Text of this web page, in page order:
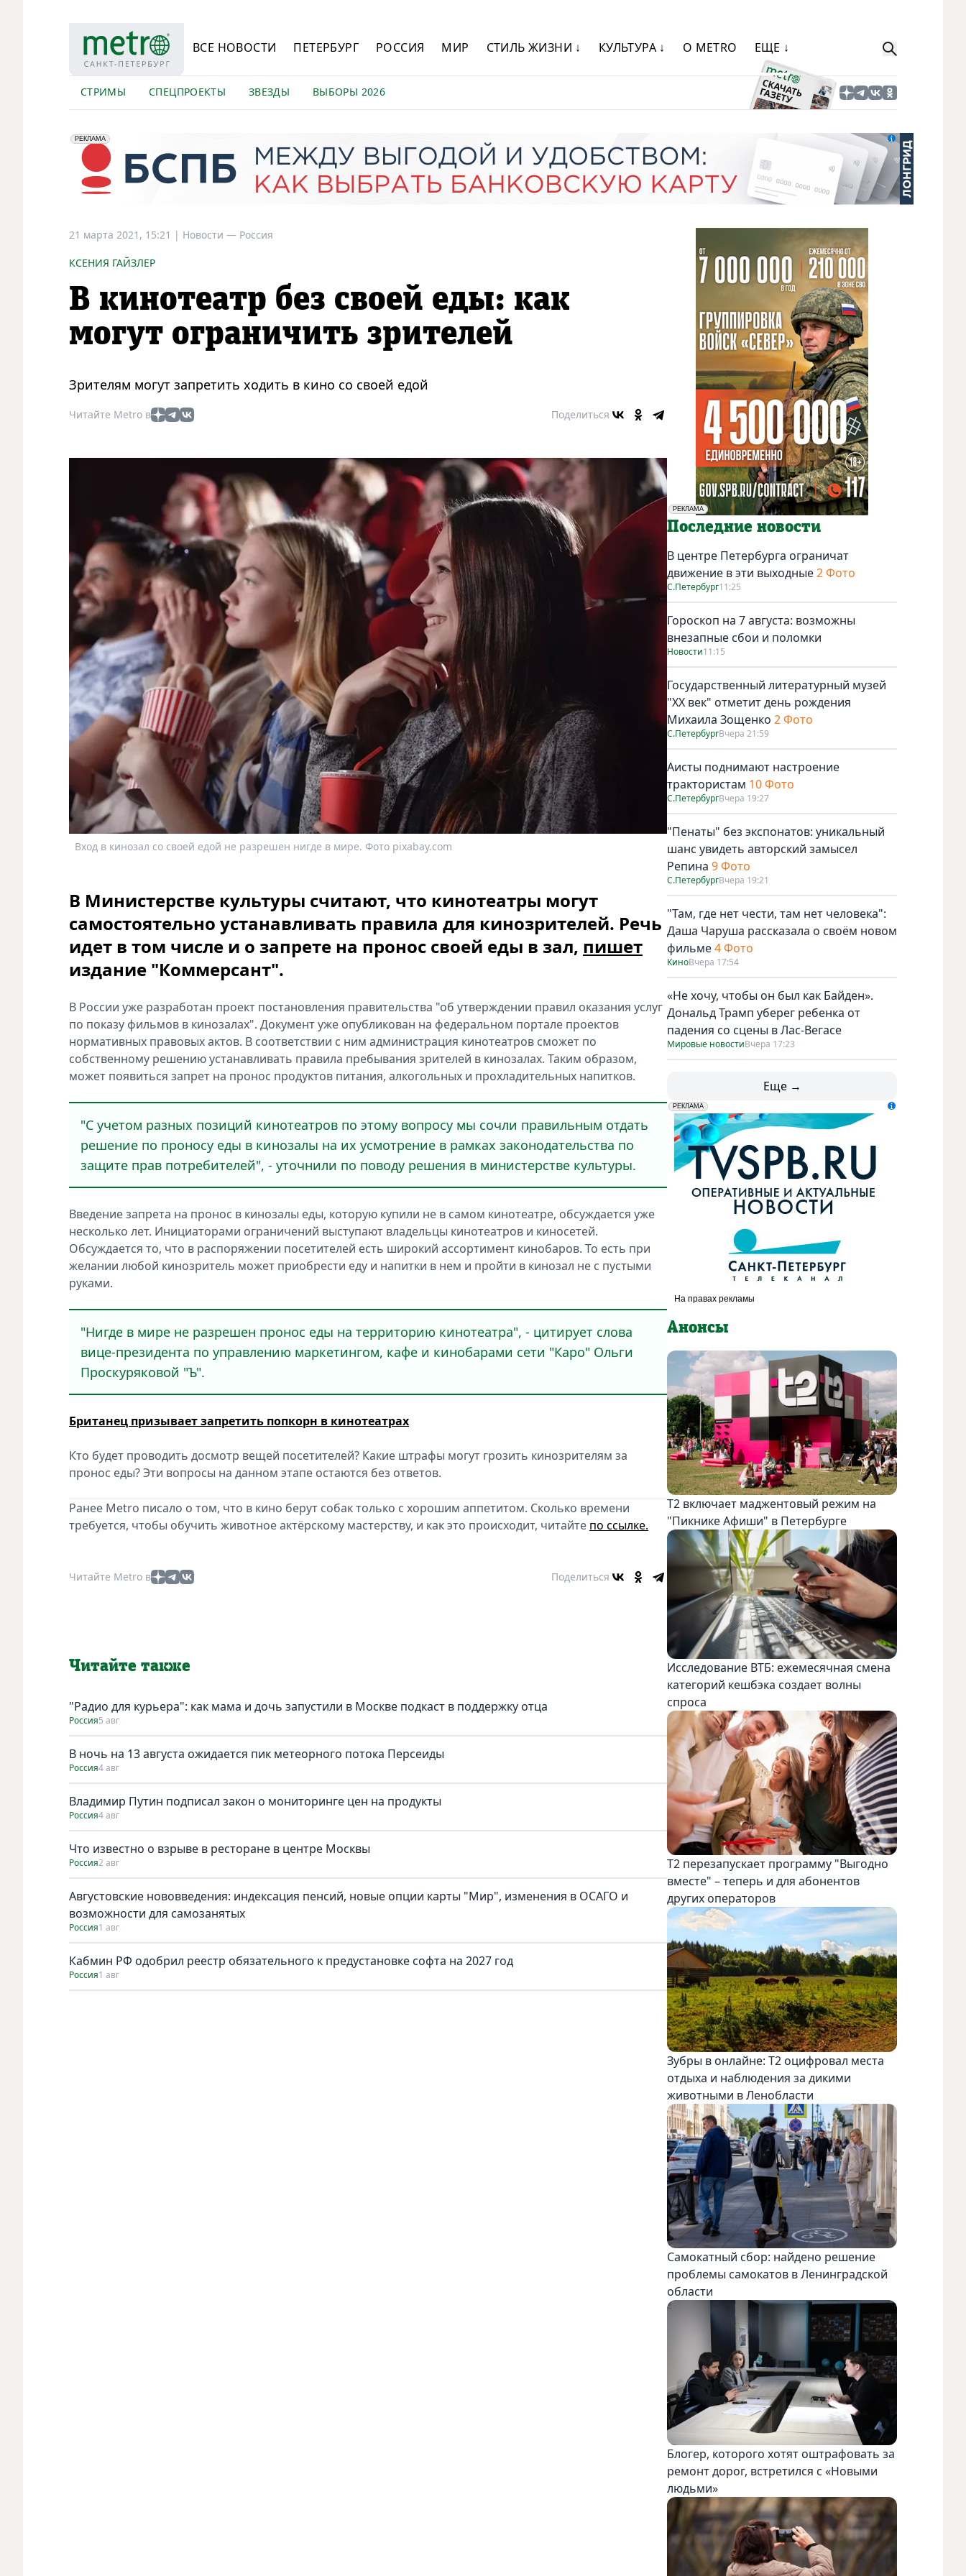
ВСЕ НОВОСТИ ПЕТЕРБУРГ РОССИЯ МИР СТИЛЬ ЖИЗНИ ↓ КУЛЬТУРА ↓ О METRO ЕЩЕ ↓
СТРИМЫ СПЕЦПРОЕКТЫ ЗВЕЗДЫ ВЫБОРЫ 2026
erid: 2VfnxyFybV5
РЕКЛАМА
ПАО "Банк "Санкт-Петербург", ИНН: 7831000027
21 марта 2021, 15:21 | Новости — Россия
КСЕНИЯ ГАЙЗЛЕР
В кинотеатр без своей еды: как
могут ограничить зрителей
Зрителям могут запретить ходить в кино со своей едой
Читайте Metro в Поделиться
Вход в кинозал со своей едой не разрешен нигде в мире. Фото pixabay.com
В Министерстве культуры считают, что кинотеатры могут
самостоятельно устанавливать правила для кинозрителей. Речь
идет в том числе и о запрете на пронос своей еды в зал, пишет
издание "Коммерсант".
В России уже разработан проект постановления правительства "об утверждении правил оказания услуг
по показу фильмов в кинозалах". Документ уже опубликован на федеральном портале проектов
нормативных правовых актов. В соответствии с ним администрация кинотеатров сможет по
собственному решению устанавливать правила пребывания зрителей в кинозалах. Таким образом,
может появиться запрет на пронос продуктов питания, алкогольных и прохладительных напитков.
"С учетом разных позиций кинотеатров по этому вопросу мы сочли правильным отдать
решение по проносу еды в кинозалы на их усмотрение в рамках законодательства по
защите прав потребителей", - уточнили по поводу решения в министерстве культуры.
Введение запрета на пронос в кинозалы еды, которую купили не в самом кинотеатре, обсуждается уже
несколько лет. Инициаторами ограничений выступают владельцы кинотеатров и киносетей.
Обсуждается то, что в распоряжении посетителей есть широкий ассортимент кинобаров. То есть при
желании любой кинозритель может приобрести еду и напитки в нем и пройти в кинозал не с пустыми
руками.
"Нигде в мире не разрешен пронос еды на территорию кинотеатра", - цитирует слова
вице-президента по управлению маркетингом, кафе и кинобарами сети "Каро" Ольги
Проскуряковой "Ъ".
Британец призывает запретить попкорн в кинотеатрах
Кто будет проводить досмотр вещей посетителей? Какие штрафы могут грозить кинозрителям за
пронос еды? Эти вопросы на данном этапе остаются без ответов.
Ранее Metro писало о том, что в кино берут собак только с хорошим аппетитом. Сколько времени
требуется, чтобы обучить животное актёрскому мастерству, и как это происходит, читайте по ссылке.
Читайте Metro в Поделиться
Читайте также
"Радио для курьера": как мама и дочь запустили в Москве подкаст в поддержку отца
Россия5 авг
В ночь на 13 августа ожидается пик метеорного потока Персеиды
Россия4 авг
Владимир Путин подписал закон о мониторинге цен на продукты
Россия4 авг
Что известно о взрыве в ресторане в центре Москвы
Россия2 авг
Августовские нововведения: индексация пенсий, новые опции карты "Мир", изменения в ОСАГО и
возможности для самозанятых
Россия1 авг
Кабмин РФ одобрил реестр обязательного к предустановке софта на 2027 год
Россия1 авг
РЕКЛАМА
Социальная реклама
Последние новости
В центре Петербурга ограничат
движение в эти выходные2 Фото
С.Петербург11:25
Гороскоп на 7 августа: возможны
внезапные сбои и поломки
Новости11:15
Государственный литературный музей
"ХХ век" отметит день рождения
Михаила Зощенко 2 Фото
С.ПетербургВчера 21:59
Аисты поднимают настроение
трактористам 10 Фото
С.ПетербургВчера 19:27
"Пенаты" без экспонатов: уникальный
шанс увидеть авторский замысел
Репина 9 Фото
С.ПетербургВчера 19:21
"Там, где нет чести, там нет человека":
Даша Чаруша рассказала о своём новом
фильме4 Фото
КиноВчера 17:54
«Не хочу, чтобы он был как Байден».
Дональд Трамп уберег ребенка от
падения со сцены в Лас-Вегасе
Мировые новостиВчера 17:23
Еще →
erid: LdtCK5udn
РЕКЛАМА
АО "ГАТР", ИНН: 7841320717
Анонсы
Т2 включает маджентовый режим на
"Пикнике Афиши" в Петербурге
Исследование ВТБ: ежемесячная смена
категорий кешбэка создает волны
спроса
Т2 перезапускает программу "Выгодно
вместе" – теперь и для абонентов
других операторов
Зубры в онлайне: Т2 оцифровал места
отдыха и наблюдения за дикими
животными в Ленобласти
Самокатный сбор: найдено решение
проблемы самокатов в Ленинградской
области
Блогер, которого хотят оштрафовать за
ремонт дорог, встретился с «Новыми
людьми»